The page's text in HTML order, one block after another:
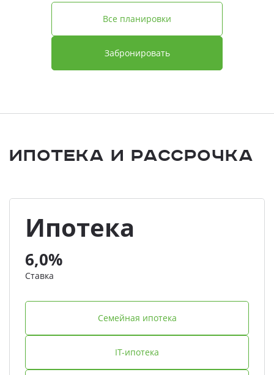
Забронировать
Все планировки
Ипотека и Рассрочка
Ипотека
6,0%
Ставка
Семейная ипотека
IT-ипотека